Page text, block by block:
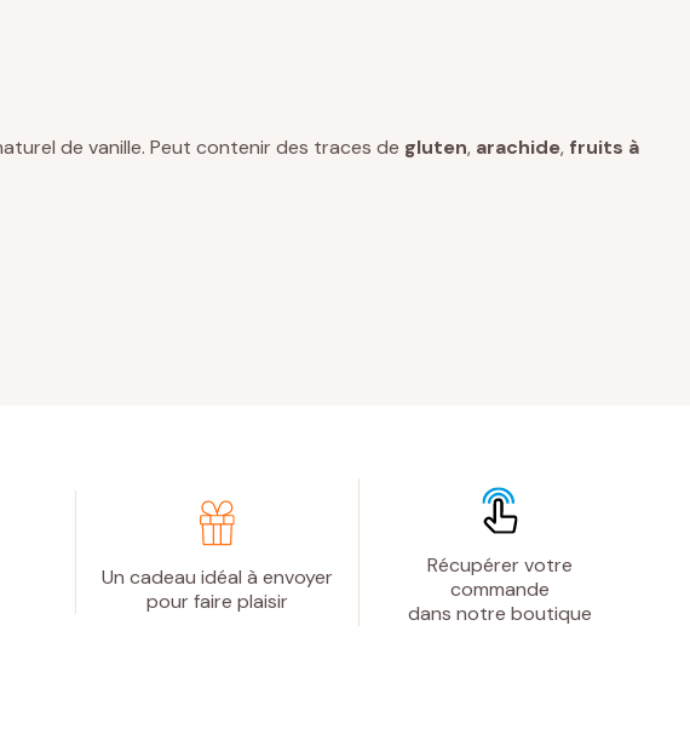
de vanille. Peut contenir des traces de gluten, arachide, fruits à
Un cadeau idéal à envoyer
pour faire plaisir
Récupérer votre
commande
dans notre boutique